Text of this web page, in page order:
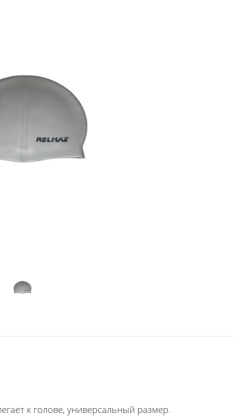
к голове, универсальный размер.